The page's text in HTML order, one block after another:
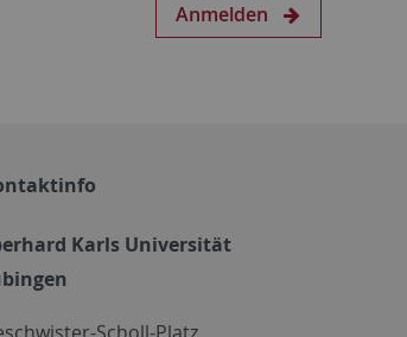
Anmelden
Karls Universität